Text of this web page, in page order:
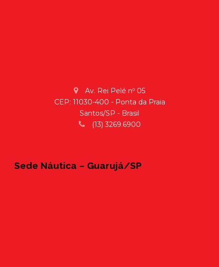
Av. Rei Pelé nº 05
CEP: 11030-400 - Ponta da Praia
Santos/SP - Brasil
(13) 3269.6900
Sede Náutica – Guarujá/SP